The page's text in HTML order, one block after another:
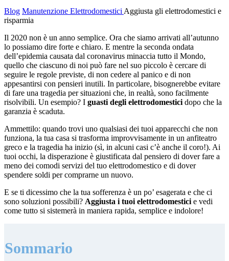
Blog Manutenzione ElettrodomesticiAggiusta gli elettrodomestici e
risparmia
Il 2020 non è un anno semplice. Ora che siamo arrivati all’autunno
lo possiamo dire forte e chiaro. E mentre la seconda ondata
dell’epidemia causata dal coronavirus minaccia tutto il Mondo,
quello che ciascuno di noi può fare nel suo piccolo è cercare di
seguire le regole previste, di non cedere al panico e di non
appesantirsi con pensieri inutili. In particolare, bisognerebbe evitare
di fare una tragedia per situazioni che, in realtà, sono facilmente
risolvibili. Un esempio? I guasti degli elettrodomesticidopo che la
garanzia è scaduta.
Ammettilo: quando trovi uno qualsiasi dei tuoi apparecchi che non
funziona, la tua casa si trasforma improvvisamente in un anfiteatro
greco e la tragedia ha inizio (sì, in alcuni casi c’è anche il coro!). Ai
tuoi occhi, la disperazione è giustificata dal pensiero di dover fare a
meno dei comodi servizi del tuo elettrodomestico e di dover
spendere soldi per comprarne un nuovo.
E se ti dicessimo che la tua sofferenza è un po’ esagerata e che ci
sono soluzioni possibili? Aggiusta i tuoi elettrodomesticie vedi
come tutto si sistemerà in maniera rapida, semplice e indolore!
Sommario